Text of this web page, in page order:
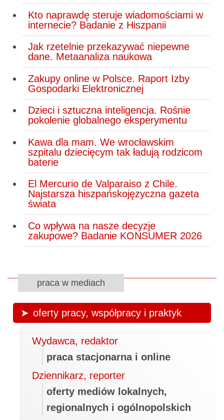
Kto naprawdę steruje wiadomościami w
internecie? Badanie z Hiszpanii
Jak rzetelnie przekazywać niepewne
dane. Metaanaliza naukowa
Zakupy online w Polsce. Raport Izby
Gospodarki Elektronicznej
Dzieci i sztuczna inteligencja. Rośnie
pokolenie globalnego eksperymentu
Kawa dla mam. We wrocławskim
szpitalu dziecięcym tak ładują rodzicom
baterie
El Mercurio de Valparaiso z Chile.
Najstarsza hiszpańskojęzyczna gazeta
świata
Co wpływa na nasze decyzje
zakupowe? Badanie KONSUMER 2026
praca w mediach
oferty pracy, współpracy i praktyk
Wydawca, redaktor
praca stacjonarna i online
Dziennikarz, reporter
oferty mediów lokalnych,
regionalnych i ogólnopolskich